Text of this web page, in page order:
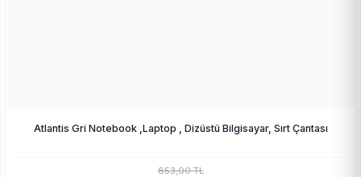
Atlantis Gri Notebook ,Laptop , Dizüstü Bilgisayar, Sırt Çantası
853,00 TL